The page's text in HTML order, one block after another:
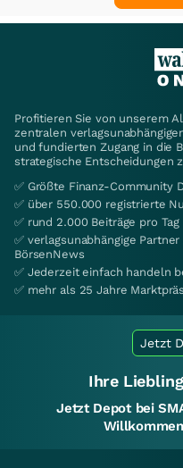
Profitieren Sie von unserem
zentralen
und fundierten Zugang in die
strategische Entscheidungen
✅ Größte Finanz-Community
✅ über 550.000 registrierte
✅ rund 2.000 Beiträge pro Tag
✅ verlagsunabhängige
BörsenNews
✅ Jederzeit einfach handeln
✅ mehr als 25 Jahre
Jetzt
Ihre
Jetzt Depot bei